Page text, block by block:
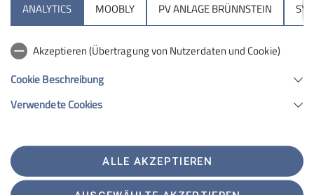
Hochrieshütte
Sektion Rosenheim des Deutschen Alpenvereins e.V.
Telefon +4980312716030
ANALYTICS MOOBLY PV ANLAGE BRÜNNSTEIN
Akzeptieren (Übertragung von Nutzerdaten und Cookie)
Cookie Beschreibung
Verwendete Cookies
ALLE AKZEPTIEREN